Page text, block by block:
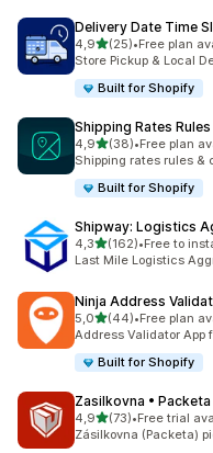
Delivery Date Time
4,95 yıldız üzerinden
(25)
toplam 25•Free plan
Store Pickup & Local
Built for Shopify
Shipping Rates
4,95 yıldız üzerinden
(38)
toplam 38•Free plan
Shipping rates rules &
Built for Shopify
Shipway: Logistics
4,35 yıldız üzerinden
(162)
toplam 162•Free to
Last Mile Logistics
Ninja Address
5,05 yıldız üzerinden
(44)
toplam 44•Free plan
Address Validator App
Built for Shopify
Zasilkovna •
4,95 yıldız üzerinden
(73)
toplam 73•Free trial
Zásilkovna (Packeta)